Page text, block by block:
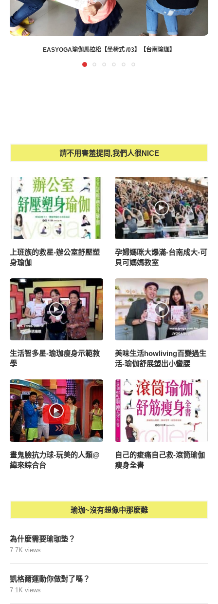
DAY 8 眼鏡蛇式/ COBRA POSE
請不用害羞提問,我們人很NICE
上班族的救星-辦公室舒壓塑
身瑜伽
孕婦媽咪大爆滿-台南成大-可
貝可媽媽教室
生活智多星-瑜珈瘦身示範教
學
美味生活howliving百變過生
活-瑜伽舒展塑出小蠻腰
畫鬼臉抗力球-玩美的人類@
緯來綜合台
自己的痠痛自己救-滾筒瑜伽
瘦身全書
瑜珈~沒有想像中那麼難
為什麼需要瑜珈墊？
7.7K views
凱格爾運動你做對了嗎？
7.1K views